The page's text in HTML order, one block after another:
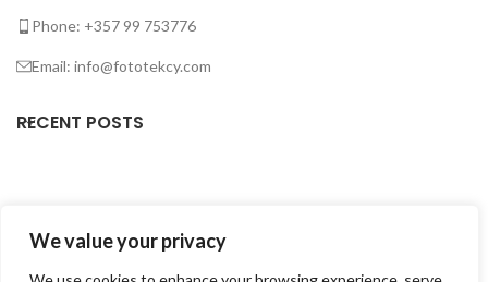
We value your privacy
Phone: +357 99 753776
Email: info@fototekcy.com
RECENT POSTS
PRODUCT CATEGORIES